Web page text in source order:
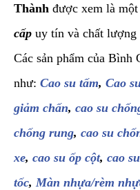
Thành được xem là
cấp uy tín và chất lượng
Các sản phẩm của Bình
như: Cao su tấm, Cao
giảm chấn, cao su
chống rung, cao su
xe, cao su ốp cột, cao
tốc, Màn nhựa/rèm